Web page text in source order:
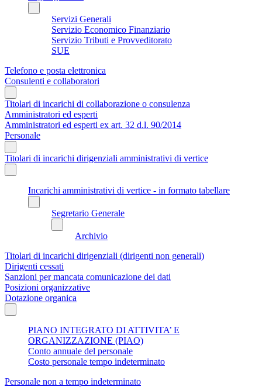
Servizi Generali
Servizio Economico Finanziario
Servizio Tributi e Provveditorato
SUE
Telefono e posta elettronica
Consulenti e collaboratori
Titolari di incarichi di collaborazione o consulenza
Amministratori ed esperti
Amministratori ed esperti ex art. 32 d.l. 90/2014
Personale
Titolari di incarichi dirigenziali amministrativi di vertice
Incarichi amministrativi di vertice - in formato tabellare
Segretario Generale
Archivio
Titolari di incarichi dirigenziali (dirigenti non generali)
Dirigenti cessati
Sanzioni per mancata comunicazione dei dati
Posizioni organizzative
Dotazione organica
PIANO INTEGRATO DI ATTIVITA’ E
ORGANIZZAZIONE (PIAO)
Conto annuale del personale
Costo personale tempo indeterminato
Personale non a tempo indeterminato